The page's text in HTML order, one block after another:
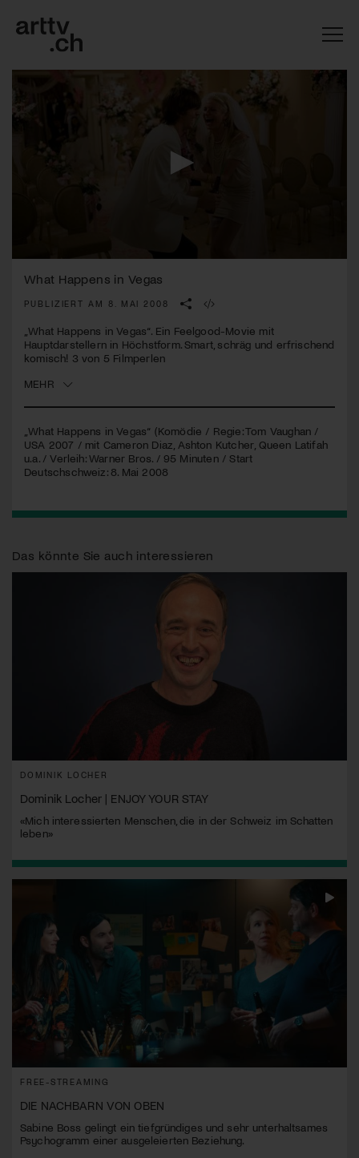
seconds
seconds
What Happens in Vegas
PUBLIZIERT AM 8. MAI 2008
„What Happens in Vegas“. Ein Feelgood-Movie mit
Hauptdarstellern in Höchstform. Smart, schräg und erfrischend
komisch! 3 von 5 Filmperlen
MEHR
„What Happens in Vegas“ (Komödie / Regie: Tom Vaughan /
USA 2007 / mit Cameron Diaz, Ashton Kutcher, Queen Latifah
u.a. / Verleih: Warner Bros. / 95 Minuten / Start
Deutschschweiz: 8. Mai 2008
Das könnte Sie auch interessieren
DOMINIK LOCHER
Dominik Locher | ENJOY YOUR STAY
«Mich interessierten Menschen, die in der Schweiz im Schatten
leben»
FREE-STREAMING
DIE NACHBARN VON OBEN
Sabine Boss gelingt ein tiefgründiges und sehr unterhaltsames
Psychogramm einer ausgeleierten Beziehung.
Mach mit: «Be Part of the Art»!
Engagiere dich als Kulturliebhaber:in, Kulturschaffende(r) oder
Mit deiner Mitgliedschaft erhältst du kostenlosen Zugang zu
diversen Kulturevents.